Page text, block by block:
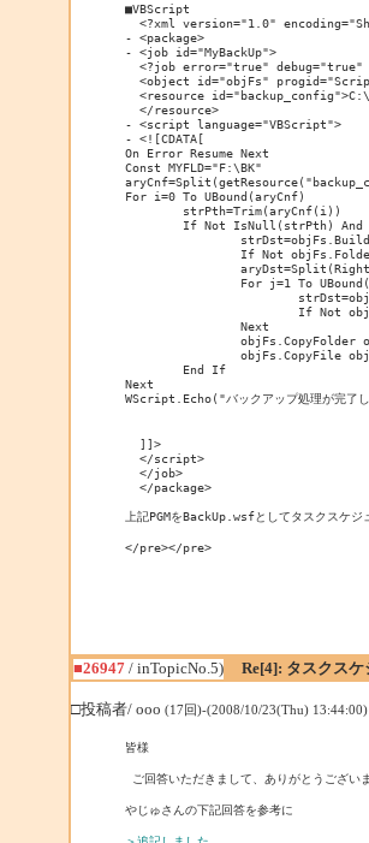
■VBScript
<?xml version="1.0"
- <package>
- <job id="MyBackUp">
<?job error="true" debug="true"
<object id="objFs"
<resource
  </resource>
- <script language="VBScript">
- <![CDATA[
On Error Resume Next
Const MYFLD="F:\BK"
For i=0 To UBound(aryCnf)
Next
WScript.Echo("バックアップ処理が完了
  ]]>
  </script>
  </job>
  </package>
上記PGMをBackUp.wsfとしてタスクスケジ
</pre></pre>
■26947/ inTopicNo.5) Re[4]: タスクス
□投稿者/ ooo (17回)-(2008/10/23(Thu) 13:44:00)
皆様
ご回答いただきまして、ありがとうございま
やじゅさんの下記回答を参考に